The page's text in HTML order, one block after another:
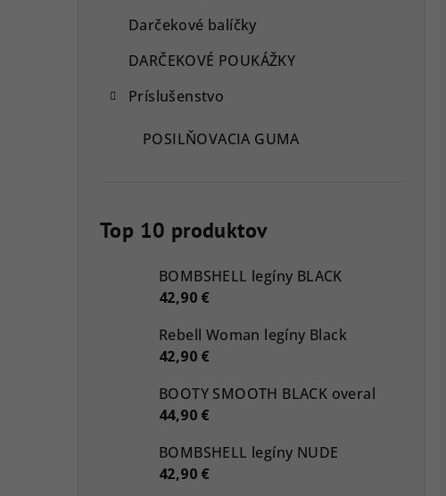
Darčekové balíčky
DARČEKOVÉ POUKÁŽKY
Príslušenstvo
POSILŇOVACIA GUMA
Top 10 produktov
BOMBSHELL legíny BLACK
42,90 €
Rebell Woman legíny Black
42,90 €
BOOTY SMOOTH BLACK overal
44,90 €
BOMBSHELL legíny NUDE
42,90 €